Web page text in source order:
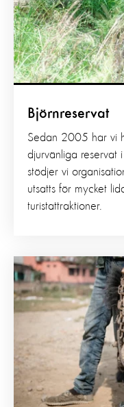
Björnreservat
Sedan 2005 har vi
djurvänliga reservat
stödjer vi
utsatts för mycket
turistattraktioner.